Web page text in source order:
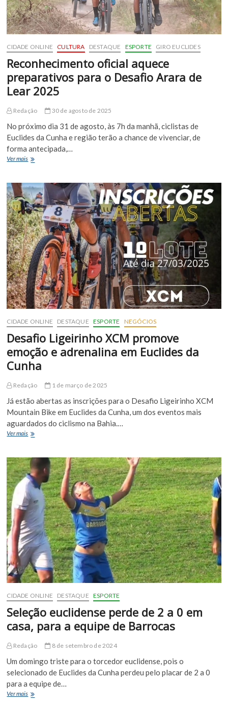
CIDADE ONLINE CULTURA DESTAQUE ESPORTE GIRO EUCLIDES
Reconhecimento oficial aquece
preparativos para o Desafio Arara de
Lear 2025
Redação 30 de agosto de 2025
No próximo dia 31 de agosto, às 7h da manhã, ciclistas de
Euclides da Cunha e região terão a chance de vivenciar, de
forma antecipada,…
Ver maisReconhecimento
preparativos
para
o
Desafio
Arara
de
Lear
2025
CIDADE ONLINE DESTAQUE ESPORTE NEGÓCIOS
Desafio Ligeirinho XCM promove
emoção e adrenalina em Euclides da
Cunha
Redação 1 de março de 2025
Já estão abertas as inscrições para o Desafio Ligeirinho XCM
Mountain Bike em Euclides da Cunha, um dos eventos mais
aguardados do ciclismo na Bahia.…
Ver maisDesafio
promove
emoção
e
adrenalina
em
Euclides
Cunha
CIDADE ONLINE DESTAQUE ESPORTE
Seleção euclidense perde de 2 a 0 em
casa, para a equipe de Barrocas
Redação 8 de setembro de 2024
Um domingo triste para o torcedor euclidense, pois o
selecionado de Euclides da Cunha perdeu pelo placar de 2 a 0
para a equipe de…
Ver maisSeleção